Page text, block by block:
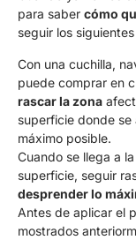
para saber cómo
seguir los
Con una cuchilla,
puede comprar en
rascar la zona
superficie donde se
máximo posible.
Cuando se llega a
superficie, seguir
desprender lo
Antes de aplicar el
mostrados